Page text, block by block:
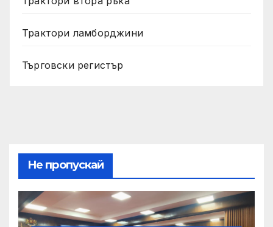
Трактори ламборджини
Търговски регистър
Не пропускай